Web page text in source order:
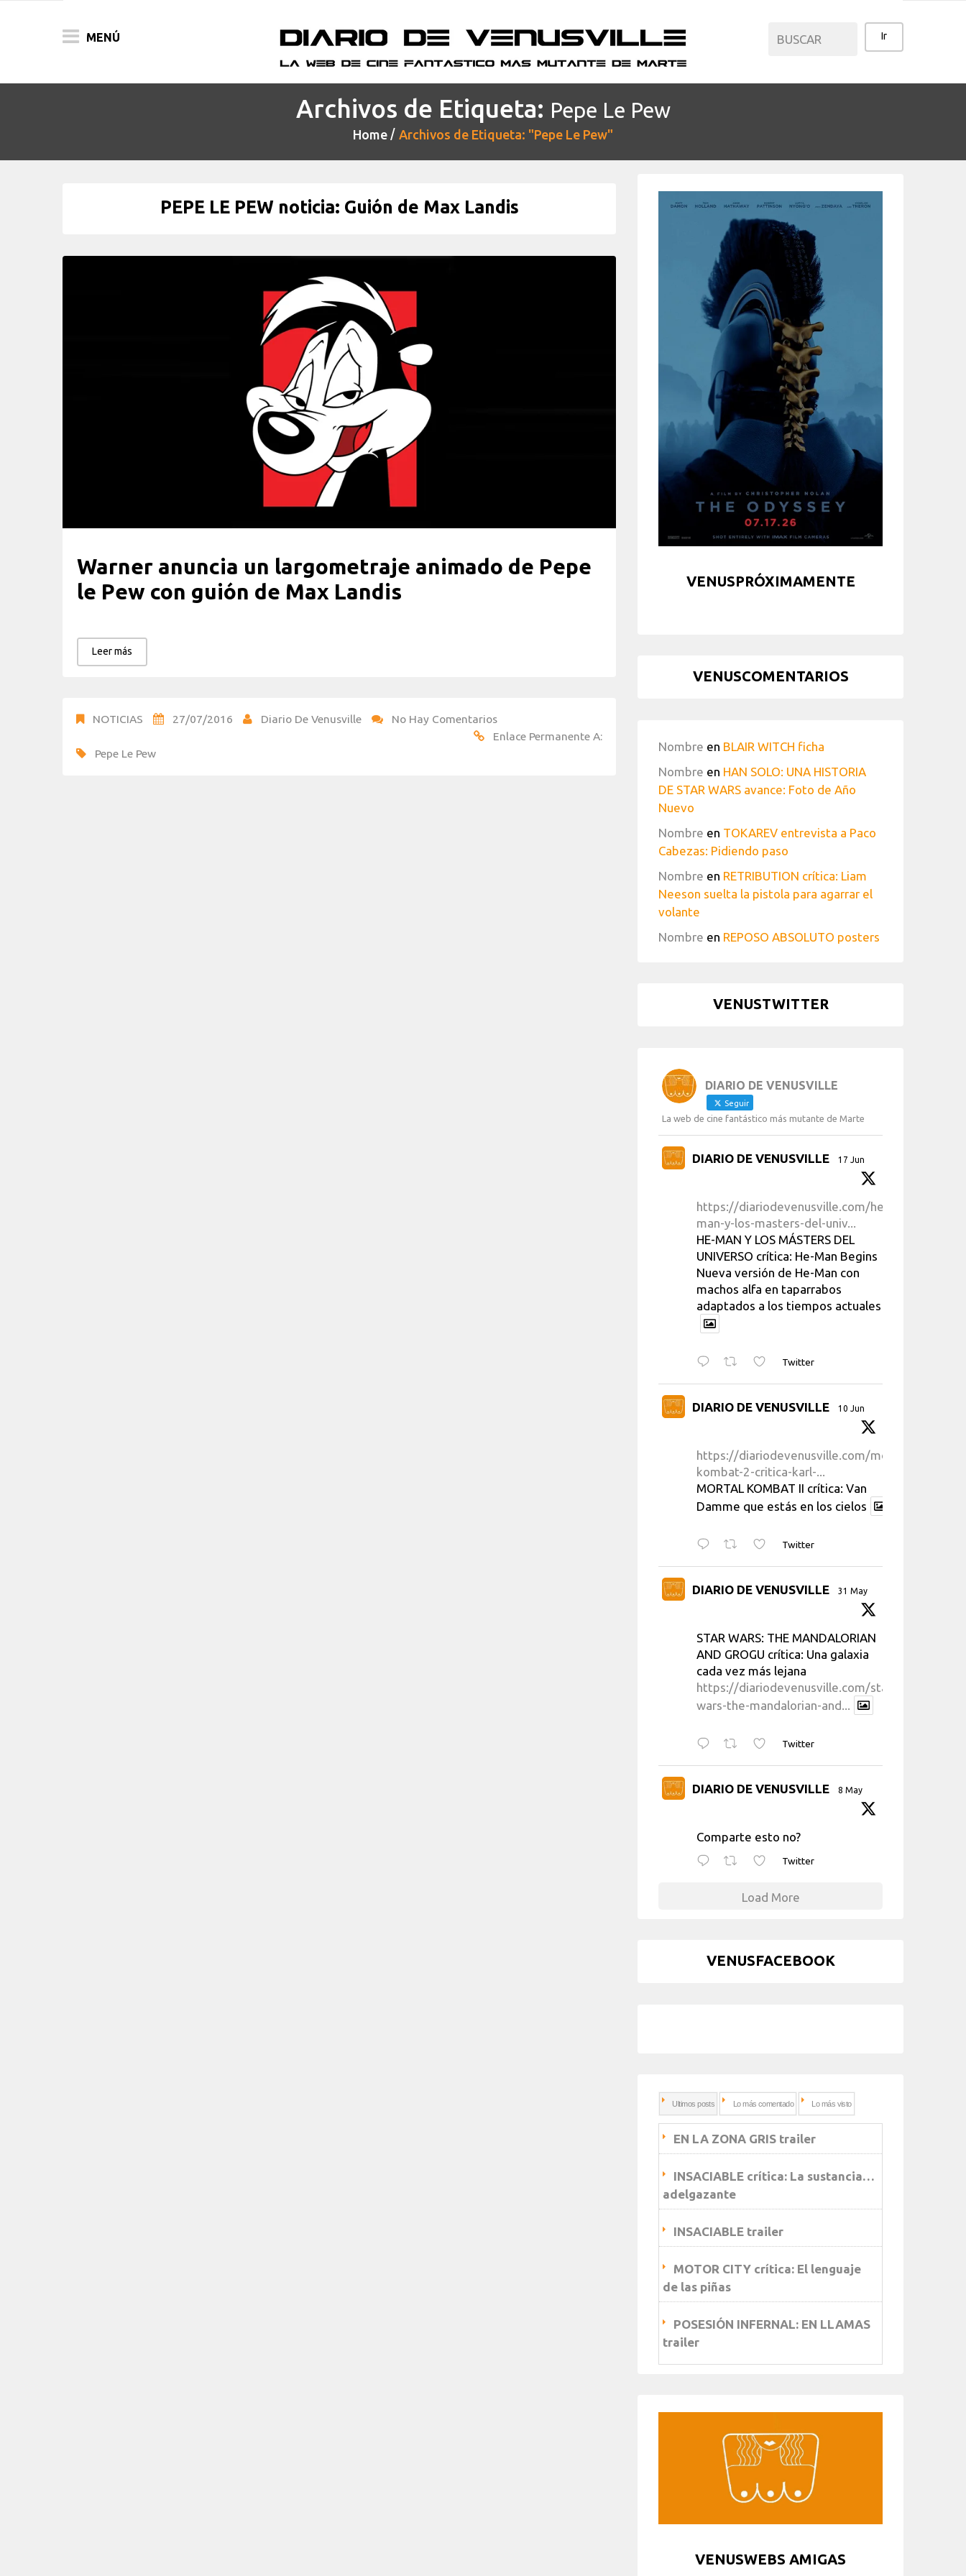
MENÚ
Archivos de Etiqueta: Pepe Le Pew
Home Archivos de Etiqueta: "Pepe Le Pew"
PEPE LE PEW noticia: Guión de Max Landis
Warner anuncia un largometraje animado de Pepe
le Pew con guión de Max Landis
Leer más
NOTICIAS 27/07/2016 Diario De Venusville
No Hay Comentarios
Enlace Permanente A:
Pepe Le Pew
VENUSPRÓXIMAMENTE
VENUSCOMENTARIOS
Nombre en BLAIR WITCH ficha
Nombre en HAN SOLO: UNA HISTORIA
DE STAR WARS avance: Foto de Año
Nuevo
Nombre en TOKAREV entrevista a Paco
Cabezas: Pidiendo paso
Nombre en RETRIBUTION crítica: Liam
Neeson suelta la pistola para agarrar el
volante
Nombre en REPOSO ABSOLUTO posters
VENUSTWITTER
DIARIO DE VENUSVILLE
Seguir
La web de cine fantástico más mutante de Marte
DIARIO DE VENUSVILLE 17 Jun
https://diariodevenusville.com/he-
man-y-los-masters-del-univ...
HE-MAN Y LOS MÁSTERS DEL
UNIVERSO crítica: He-Man Begins
Nueva versión de He-Man con
machos alfa en taparrabos
adaptados a los tiempos actuales
Twitter
DIARIO DE VENUSVILLE 10 Jun
https://diariodevenusville.com/mortal-
kombat-2-critica-karl-...
MORTAL KOMBAT II crítica: Van
Damme que estás en los cielos
Twitter
DIARIO DE VENUSVILLE 31 May
STAR WARS: THE MANDALORIAN
AND GROGU crítica: Una galaxia
cada vez más lejana
https://diariodevenusville.com/star-
wars-the-mandalorian-and...
Twitter
DIARIO DE VENUSVILLE 8 May
Comparte esto no?
Twitter
Load More
VENUSFACEBOOK
Ultimos posts Lo más comentado Lo más visto
EN LA ZONA GRIS trailer
INSACIABLE crítica: La sustancia…
adelgazante
INSACIABLE trailer
MOTOR CITY crítica: El lenguaje
de las piñas
POSESIÓN INFERNAL: EN LLAMAS
trailer
VENUSWEBS AMIGAS